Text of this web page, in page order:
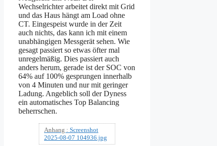
Wechselrichter arbeitet direkt mit Grid
und das Haus hängt am Load ohne
CT. Eingespeist wurde in der Zeit
auch nichts, das kann ich mit einem
unabhängigen Messgerät sehen. Wie
gesagt passiert so etwas öfter mal
unregelmäßig. Dies passiert auch
anders herum, gerade ist der SOC von
64% auf 100% gesprungen innerhalb
von 4 Minuten und nur mit geringer
Ladung. Angeblich soll der Dyness
ein automatisches Top Balancing
beherrschen.
Anhang : Screenshot
2025-08-07 104936.jpg